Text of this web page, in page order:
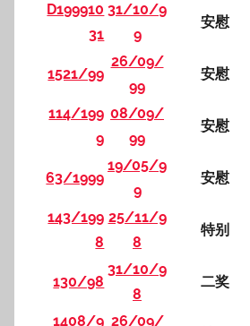
D199910
31
31/10/9
9
安慰
1521/99
26/09/
99
安慰
114/199
9
08/09/
99
安慰
63/1999
19/05/9
9
安慰
143/199
8
25/11/9
8
特别
130/98
31/10/9
8
二奖
1408/9 26/09/